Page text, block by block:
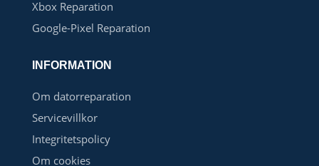
Xbox Reparation
Google-Pixel Reparation
INFORMATION
Om datorreparation
Servicevillkor
Integritetspolicy
Om cookies